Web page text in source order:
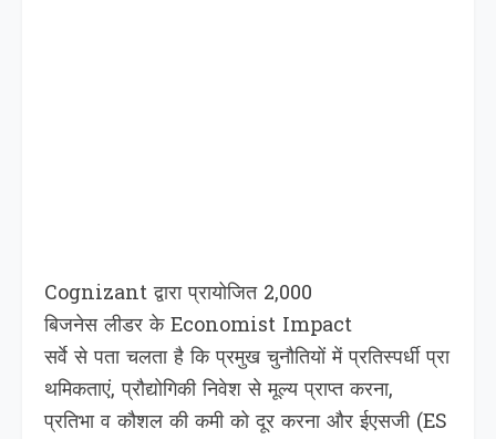
Cognizant द्वारा प्रायोजित 2,000
बिजनेस लीडर के Economist Impact
सर्वे से पता चलता है कि प्रमुख चुनौतियों में प्रतिस्पर्धी प्रा
थमिकताएं, प्रौद्योगिकी निवेश से मूल्य प्राप्त करना,
प्रतिभा व कौशल की कमी को दूर करना और ईएसजी (ES